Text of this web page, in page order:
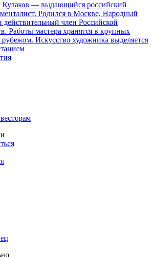
Кулаков — выдающийся российский
Родился в Москве, Народный
член Российской
Работы мастера хранятся в крупных
рубежом. Искусство художника выделяется